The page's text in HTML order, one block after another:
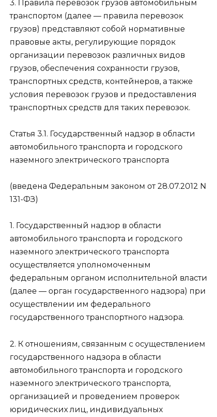
3. Правила перевозок грузов автомобильным
транспортом (далее — правила перевозок
грузов) представляют собой нормативные
правовые акты, регулирующие порядок
организации перевозок различных видов
грузов, обеспечения сохранности грузов,
транспортных средств, контейнеров, а также
условия перевозок грузов и предоставления
транспортных средств для таких перевозок.
Статья 3.1. Государственный надзор в области
автомобильного транспорта и городского
наземного электрического транспорта
(введена Федеральным законом от 28.07.2012 N
131-ФЗ)
1. Государственный надзор в области
автомобильного транспорта и городского
наземного электрического транспорта
осуществляется уполномоченным
федеральным органом исполнительной власти
(далее — орган государственного надзора) при
осуществлении им федерального
государственного транспортного надзора.
2. К отношениям, связанным с осуществлением
государственного надзора в области
автомобильного транспорта и городского
наземного электрического транспорта,
организацией и проведением проверок
юридических лиц, индивидуальных